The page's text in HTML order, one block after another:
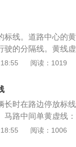
在没有限速标志的
段行驶，以及遇有
速度。2、通常道
道，可以进行越线
的延长线在交叉
的路面上则用单黄
线行驶、超车或者
标线。道路中心的
驶的分隔线。黄线
属于逆向行驶，不
线或者跨越此线。2
虚线那边能跨越到
以越线超车和掉头
为潮汐车道线，城
车道的数量及车
阅读：1019
长时在路边停放标
马路中间单黄虚线
不论单黄线还是双
阅读：1006